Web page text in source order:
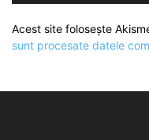
Acest site folosește
sunt procesate datele